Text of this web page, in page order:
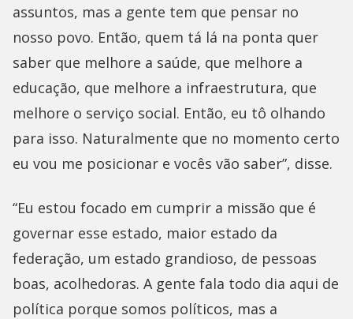
assuntos, mas a gente tem que pensar no
nosso povo. Então, quem tá lá na ponta quer
saber que melhore a saúde, que melhore a
educação, que melhore a infraestrutura, que
melhore o serviço social. Então, eu tô olhando
para isso. Naturalmente que no momento certo
eu vou me posicionar e vocês vão saber”, disse.
“Eu estou focado em cumprir a missão que é
governar esse estado, maior estado da
federação, um estado grandioso, de pessoas
boas, acolhedoras. A gente fala todo dia aqui de
política porque somos políticos, mas a